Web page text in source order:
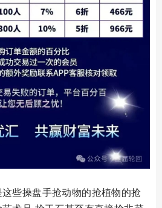
些操盘手抢动物的抢植物的抢